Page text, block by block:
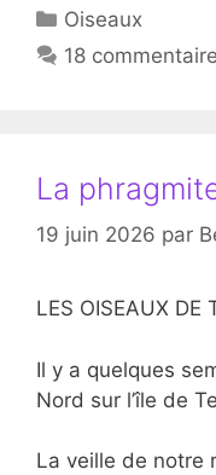
Catégories
Oiseaux
18
La
19 juin 2026 par
LES OISEAUX DE
Il y a quelques
Nord sur l’île de
La veille de notre